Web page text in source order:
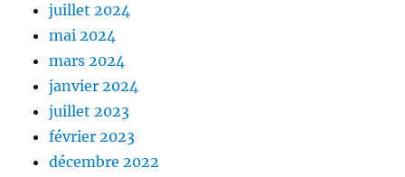
juillet 2024
mai 2024
mars 2024
janvier 2024
juillet 2023
février 2023
décembre 2022